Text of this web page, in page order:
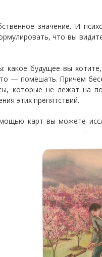
значение. И
что вы
какое будущее вы
— помешать. Причем
которые не лежат на
этих препятствий.
карт вы можете